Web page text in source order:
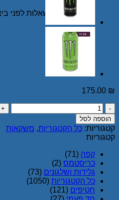
במידה ויש לך שאלות לפני ביצוע
175.00 ₪
כמות
של
מונסטר
משקה
אנרגיה
זירו
אננס
500
מ”ל
-
24
הוספה לסל
קטגוריות: כל הקטגוריות, משקאות
קטגוריות
קפה (71)
כריסטמס (2)
גלידות ושלגונים (73)
כל הקטגוריות (1050)
חטיפים (121)